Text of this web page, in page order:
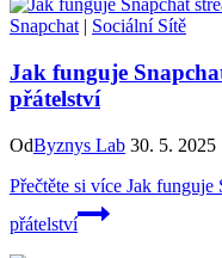
Snapchat | Sociální Sítě
Jak funguje
přátelství
OdByznys Lab 30. 5. 2025
Přečtěte si více Jak funguje
přátelství